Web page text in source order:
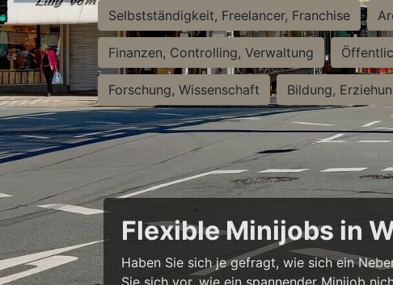
Selbstständigkeit, Freelancer, Franchise
Finanzen, Controlling, Verwaltung
Forschung, Wissenschaft Bildung,
Flexible Minijobs in
Haben Sie sich je gefragt, wie sich ein